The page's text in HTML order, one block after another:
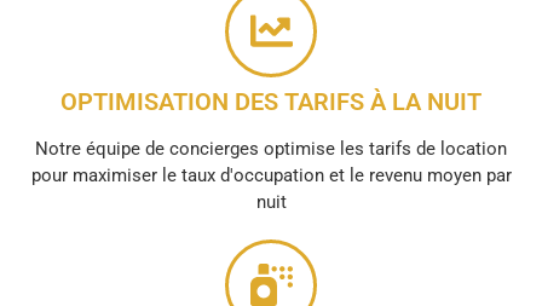
OPTIMISATION DES TARIFS À LA NUIT
Notre équipe de concierges optimise les tarifs de location
pour maximiser le taux d'occupation et le revenu moyen par
nuit